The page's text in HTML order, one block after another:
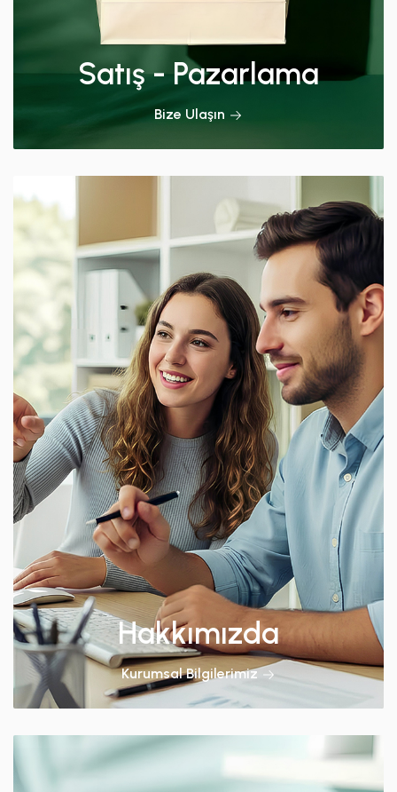
Satış - Pazarlama
Bize Ulaşın
Hakkımızda
Kurumsal Bilgilerimiz